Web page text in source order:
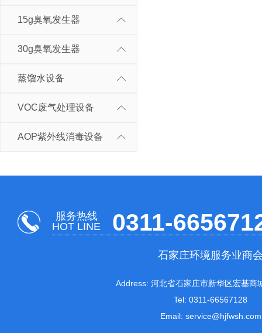
15g臭氧发生器
30g臭氧发生器
蒸馏水设备
VOC废气处理设备
AOP紫外线消毒设备
服务热线
HOT LINE
0311-
石家庄环境服务业商
Address: 河北省石家庄市新华区宏基商
Tel: 0311-66567128
Email: service@hjfwsh.com